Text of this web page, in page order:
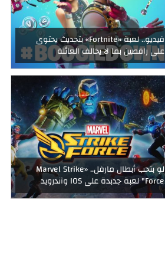
فيديو.. لعبة «Fortnite» بتحديث يحتوى
على راقصين بما لا يخالف العائلة
لو بتحب أبطال مارفل.. «Marvel Strike
Force" لعبة جدبدة على IOS وآندرويد